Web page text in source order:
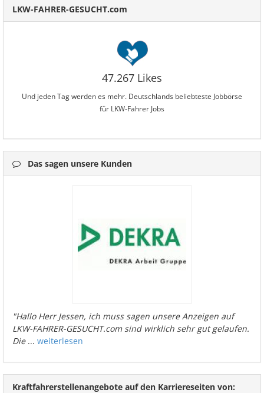
LKW-FAHRER-GESUCHT.com
47.267 Likes
Und jeden Tag werden es mehr. Deutschlands beliebteste Jobbörse
für LKW-Fahrer Jobs
Das sagen unsere Kunden
"Hallo Herr Jessen, ich muss sagen unsere Anzeigen auf
LKW-FAHRER-GESUCHT.com sind wirklich sehr gut gelaufen.
Die... weiterlesen
Kraftfahrerstellenangebote auf den Karriereseiten von: